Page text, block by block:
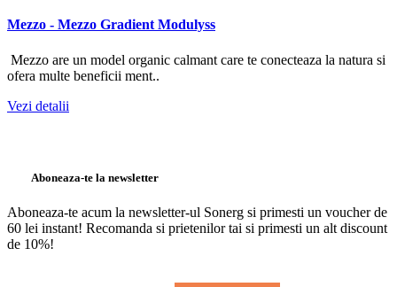
Mezzo - Mezzo Gradient Modulyss
Mezzo are un model organic calmant care te conecteaza la natura si
ofera multe beneficii ment..
Vezi detalii
Aboneaza-te la newsletter
Aboneaza-te acum la newsletter-ul Sonerg si primesti un voucher de
60 lei instant! Recomanda si prietenilor tai si primesti un alt discount
de 10%!